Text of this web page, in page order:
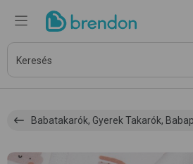
Babatakarók, Gyerek Takarók,